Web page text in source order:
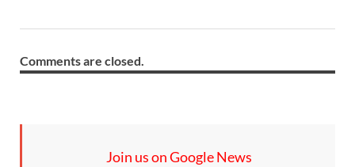
Comments are closed.
Join us on Google News